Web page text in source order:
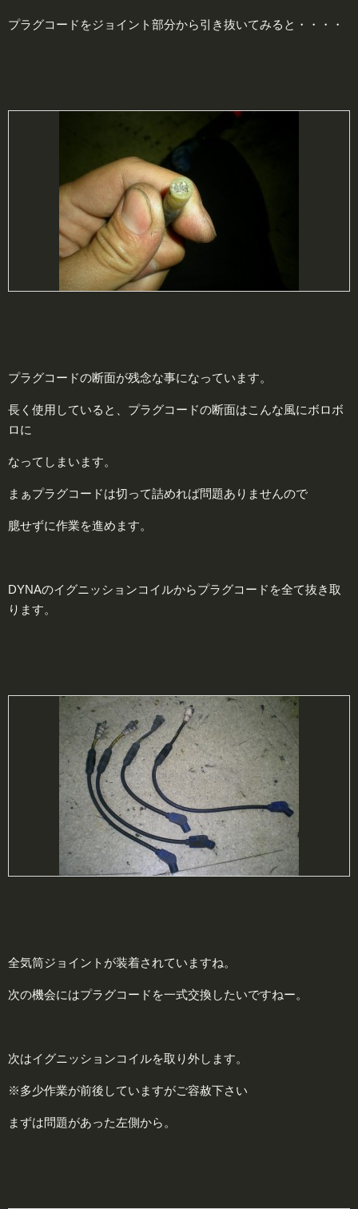
プラグコードをジョイント部分から引き抜いてみると・・・・
プラグコードの断面が残念な事になっています。
長く使用していると、プラグコードの断面はこんな風にボロボ
ロに
なってしまいます。
まぁプラグコードは切って詰めれば問題ありませんので
臆せずに作業を進めます。
DYNAのイグニッションコイルからプラグコードを全て抜き取
ります。
全気筒ジョイントが装着されていますね。
次の機会にはプラグコードを一式交換したいですねー。
次はイグニッションコイルを取り外します。
※多少作業が前後していますがご容赦下さい
まずは問題があった左側から。